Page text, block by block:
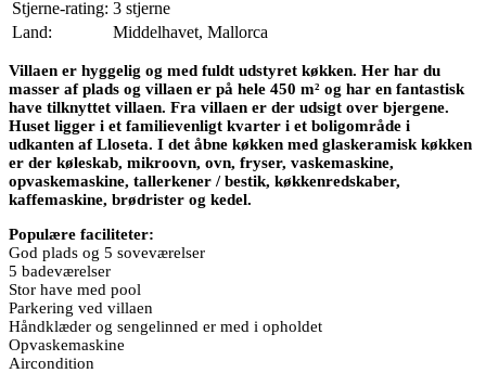
Stjerne-rating: 3 stjerne
Land:
Middelhavet, Mallorca
Villaen er hyggelig og med fuldt udstyret køkken. Her har du
masser af plads og villaen er på hele 450 m² og har en fantastisk
have tilknyttet villaen. Fra villaen er der udsigt over bjergene.
Huset ligger i et familievenligt kvarter i et boligområde i
udkanten af Lloseta. I det åbne køkken med glaskeramisk køkken
er der køleskab, mikroovn, ovn, fryser, vaskemaskine,
opvaskemaskine, tallerkener / bestik, køkkenredskaber,
kaffemaskine, brødrister og kedel.
Populære faciliteter:
God plads og 5 soveværelser
5 badeværelser
Stor have med pool
Parkering ved villaen
Håndklæder og sengelinned er med i opholdet
Opvaskemaskine
Aircondition